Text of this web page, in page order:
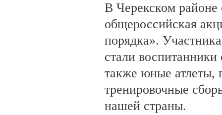
В Черекском районе
общероссийская
порядка».
стали
также юные атлеты,
тренировочные
нашей страны.